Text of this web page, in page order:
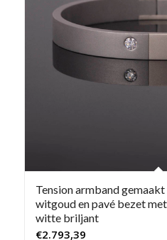
Tension armband
witgoud en pavé bezet
witte briljant
€2.793,39